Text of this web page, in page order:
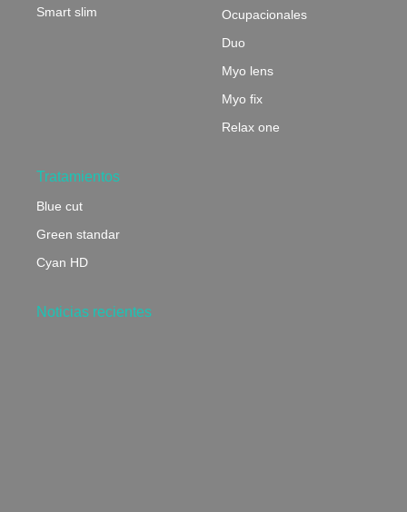
Smart slim
Ocupacionales
Duo
Myo lens
Myo fix
Relax one
Tratamientos
Blue cut
Green standar
Cyan HD
Noticias recientes